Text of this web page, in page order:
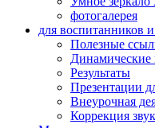
фотогалерея
для воспитанников
Полезные
Динамические
Результаты
Презентации
Внеурочная
Коррекция